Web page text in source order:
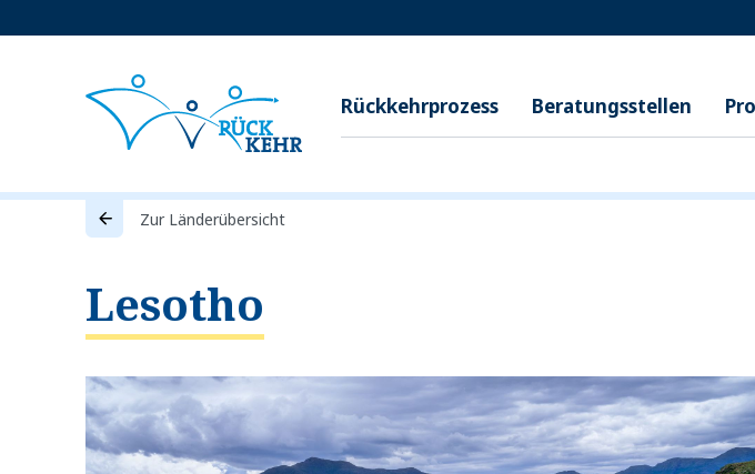
Rückkehrprozess Beratungsstellen
Zur Länderübersicht
Lesotho